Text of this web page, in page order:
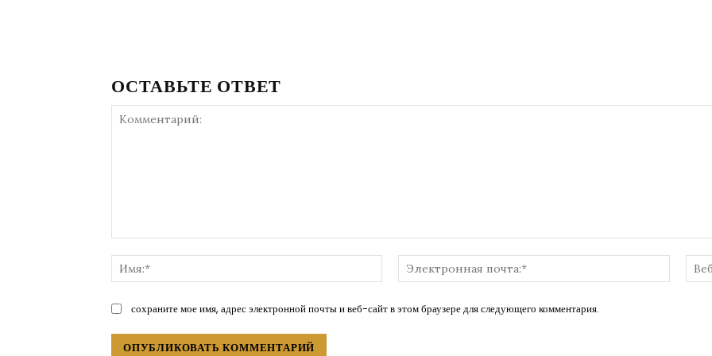
ОСТАВЬТЕ ОТВЕТ
Имя:*
почта:*
сохраните мое имя, адрес электронной почты и веб-сайт в этом браузере для следующего комментария.